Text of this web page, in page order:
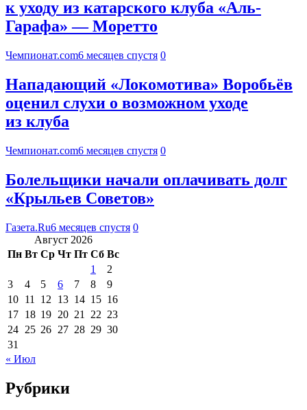
к уходу из катарского клуба «Аль-
Гарафа» — Моретто
Чемпионат.com6 месяцев спустя 0
Нападающий «Локомотива» Воробьёв
оценил слухи о возможном уходе
из клуба
Чемпионат.com6 месяцев спустя 0
Болельщики начали оплачивать долг
«Крыльев Советов»
Газета.Ru6 месяцев спустя 0
Август 2026
Пн Вт Ср Чт Пт Сб Вс
1
2
3
4 5 6 7 8
9
10 11 12 13 14 15 16
17 18 19 20 21 22 23
24 25 26 27 28 29 30
31
« Июл
Рубрики